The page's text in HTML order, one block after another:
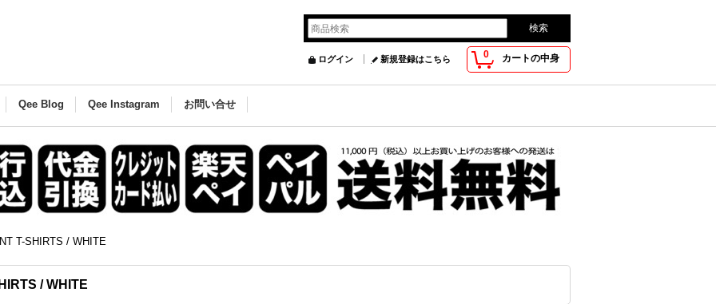
0 カートの中身
ログイン 新規登録はこちら
Qee Blog Qee Instagram お問い合せ
T-SHIRTS / WHITE
/ WHITE